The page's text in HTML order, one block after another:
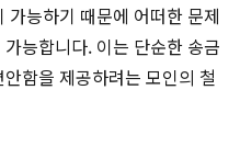
능하기 때문에 어떠한 문제
능합니다. 이는 단순한 송금
함을 제공하려는 모인의 철